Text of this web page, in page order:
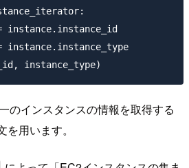
instance.instance_id
instance.instance_type
のインスタンスの情報を取得する
用います。